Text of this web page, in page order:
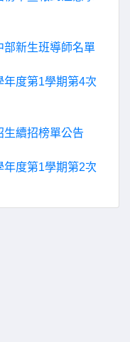
部新生班導師名單
度第1學期第4次
生續招榜單公告
度第1學期第2次